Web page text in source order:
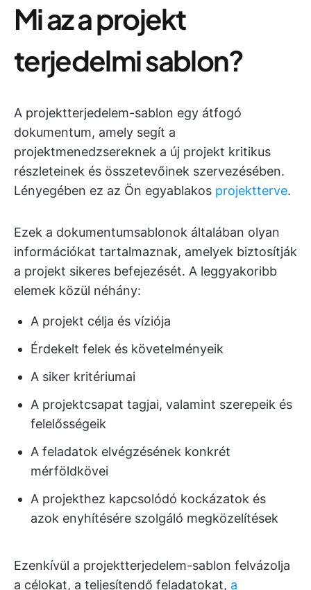
Mi az a projekt
terjedelmi sablon?
A projektterjedelem-sablon egy átfogó
dokumentum, amely segít a
projektmenedzsereknek a új projekt kritikus
részleteinek és összetevőinek szervezésében.
Lényegében ez az Ön egyablakos projektterve.
Ezek a dokumentumsablonok általában olyan
információkat tartalmaznak, amelyek biztosítják
a projekt sikeres befejezését. A leggyakoribb
elemek közül néhány:
A projekt célja és víziója
Érdekelt felek és követelményeik
A siker kritériumai
A projektcsapat tagjai, valamint szerepeik és
felelősségeik
A feladatok elvégzésének konkrét
mérföldkövei
A projekthez kapcsolódó kockázatok és
azok enyhítésére szolgáló megközelítések
Ezenkívül a projektterjedelem-sablon felvázolja
a célokat, a teljesítendő feladatokat, a